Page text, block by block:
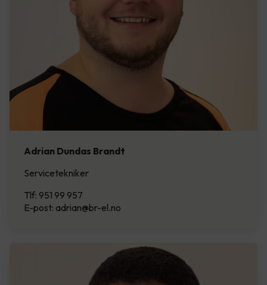
Adrian Dundas Brandt
Servicetekniker
Tlf: 951 99 957
E-post: adrian@br-el.no